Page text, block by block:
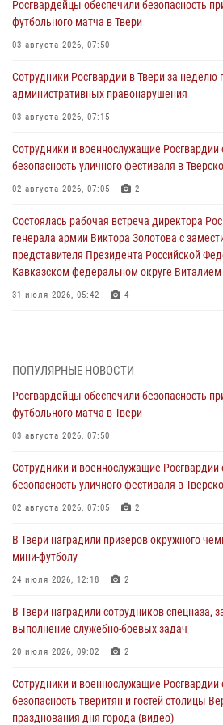
Росгвардейцы обеспечили безопасность
футбольного матча в Твери
03 августа 2026, 07:50
Сотрудники Росгвардии в Твери за неделю
административных правонарушения
03 августа 2026, 07:15
Сотрудники и военнослужащие Росгвардии
безопасность уличного фестиваля в
02 августа 2026, 07:05 2
Состоялась рабочая встреча директора
генерала армии Виктора Золотова с
представителя Президента Российской
Кавказском федеральном округе
31 июля 2026, 05:42 4
28 июля 2026, 11:30 2
Сотрудники вневедомственной охраны
пресекли 20 правонарушений за неделю в
27 июля 2026, 08:29
В Твери наградили призеров окружного
мини-футболу
24 июля 2026, 12:18 2
Росгвардейцы оказали помощь водителю
22 июля 2026, 08:35
Представители Росгвардии провели
мероприятие для воспитанников летнего
(видео)
ПОПУЛЯРНЫЕ НОВОСТИ
Росгвардейцы обеспечили безопасность
футбольного матча в Твери
03 августа 2026, 07:50
Сотрудники и военнослужащие Росгвардии
безопасность уличного фестиваля в
02 августа 2026, 07:05 2
В Твери наградили призеров окружного
мини-футболу
24 июля 2026, 12:18 2
В Твери наградили сотрудников спецназа,
выполнение служебно-боевых задач
20 июля 2026, 09:02 2
Сотрудники и военнослужащие Росгвардии
безопасность тверитян и гостей столицы
празднования дня города (видео)